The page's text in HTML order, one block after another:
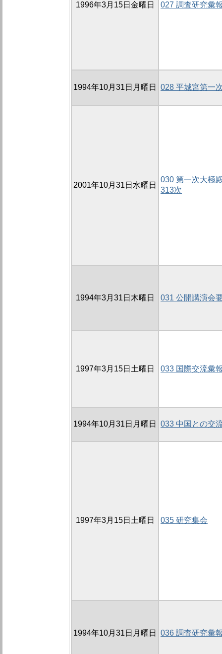
1996年3月15日金曜日 027 調査研究彙
1994年10月31日月曜日 028 平城宮第一
2001年10月31日水曜日
030 第一次大極
313次
1994年3月31日木曜日 031 公開講演会
1997年3月15日土曜日 033 国際交流彙
1994年10月31日月曜日 033 中国との交
1997年3月15日土曜日 035 研究集会
1994年10月31日月曜日 036 調査研究彙